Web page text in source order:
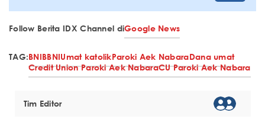
Follow Berita IDX Channel diGoogle News
TAG:BNIBBNIUmat katolikParoki Aek NabaraDana umat
Credit Union Paroki Aek NabaraCU Paroki Aek Nabara
Tim Editor